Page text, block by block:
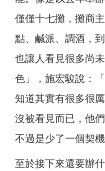
僅僅十七攤，攤商
點、鹹派、調酒，
也讓人看見很多尚
色」，施宏駿說：
知道其實有很多很
沒被看見而已，他
不過是少了一個契機
至於接下來還要辦